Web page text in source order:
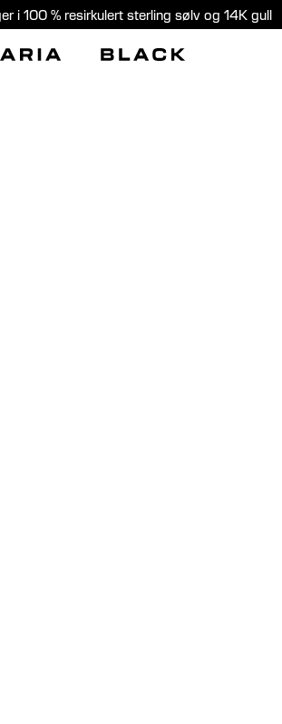
i 100 % resirkulert sterling sølv og 14K gull